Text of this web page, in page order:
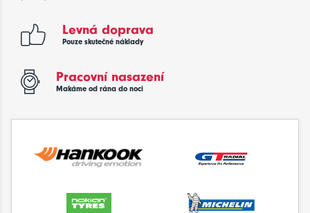
Levná doprava
Pouze skutečné náklady
Pracovní nasazení
Makáme od rána do noci